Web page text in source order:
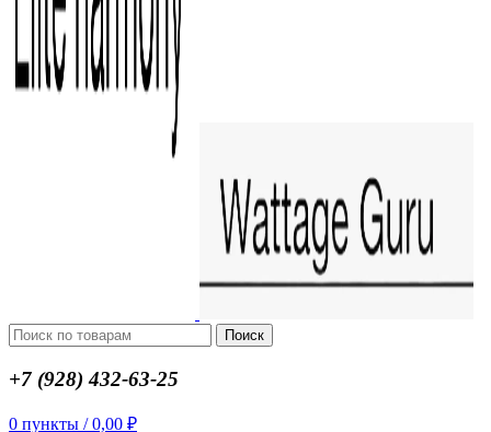
Поиск
+7 (928) 432-63-25
0 пункты / 0,00 ₽